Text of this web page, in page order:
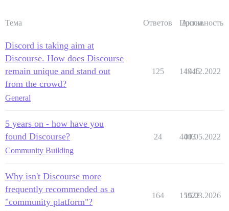
Тема Ответов Просм.
Активность
Discord is taking aim at
Discourse. How does Discourse
remain unique and stand out
from the crowd?
General
125 14945
14.12.2022
5 years on - how have you
found Discourse?
Community Building
24 4443
09.05.2022
Why isn't Discourse more
frequently recommended as a
"community platform"?
164 15922
16.03.2026